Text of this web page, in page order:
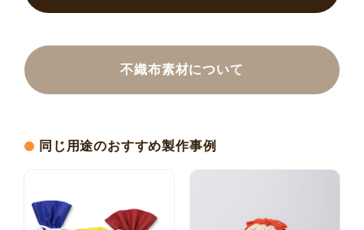
不織布素材について
同じ用途のおすすめ製作事例